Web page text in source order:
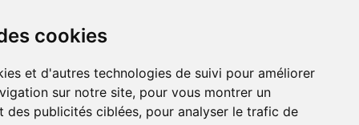
cookies
et d'autres technologies de suivi pour améliorer
sur notre site, pour vous montrer un
des publicités ciblées, pour analyser le trafic de